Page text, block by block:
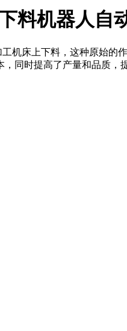
料机器人自
床上下料，这种原始的
，同时提高了产量和品